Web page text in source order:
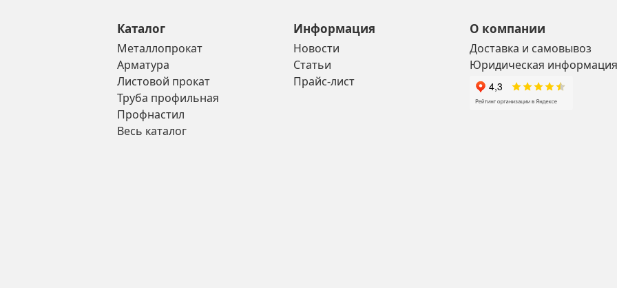
Каталог
Металлопрокат
Арматура
Листовой прокат
Труба профильная
Профнастил
Весь каталог
Информация
Новости
Статьи
Прайс-лист
О компании
Доставка и самовывоз
Юридическая информация